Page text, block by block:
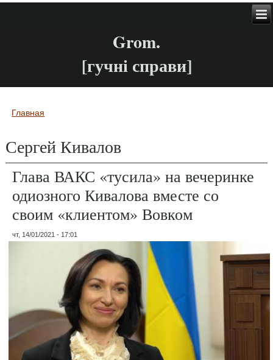
Grom.
[гучні справи]
Вы здесь
Главная
Сергей Кивалов
Глава ВАКС «тусила» на вечеринке
одиозного Кивалова вместе со
своим «клиентом» Вовком
чт, 14/01/2021 - 17:01